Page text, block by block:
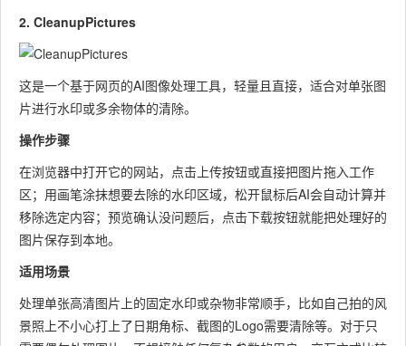
2. CleanupPictures
这是一个基于网页的AI图像处理工具，轻量且直接，适合对单张图
片进行水印或多余物体的清除。
操作步骤
在浏览器中打开它的网站，点击上传按钮或直接把图片拖入工作
区；用画笔涂抹想要去除的水印区域，松开鼠标后AI会自动计算并
移除选定内容；预览确认没问题后，点击下载按钮就能把处理好的
图片保存到本地。
适用场景
处理单张高清图片上的固定水印或杂物非常顺手，比如自己拍的风
景照上不小心打上了日期角标、截图的Logo需要清除等。对于只